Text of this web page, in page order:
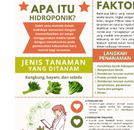
No Comments